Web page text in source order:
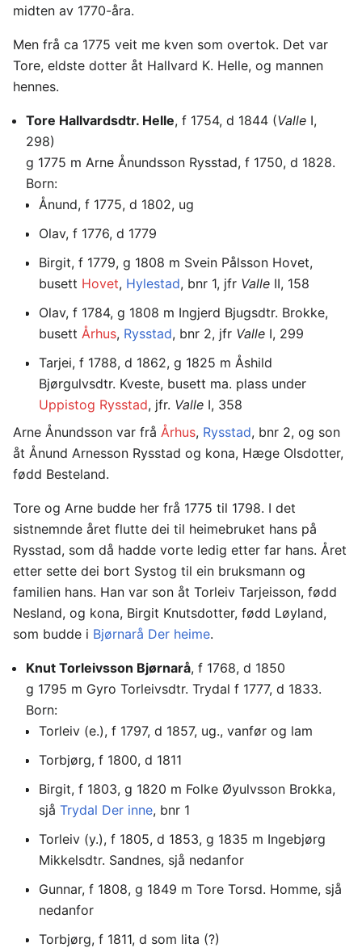
midten av 1770-åra.
Men frå ca 1775 veit me kven som overtok. Det var
Tore, eldste dotter åt Hallvard K. Helle, og mannen
hennes.
Tore Hallvardsdtr. Helle, f 1754, d 1844 (Valle I,
298)
g 1775 m Arne Ånundsson Rysstad, f 1750, d 1828.
Born:
Ånund, f 1775, d 1802, ug
Olav, f 1776, d 1779
Birgit, f 1779, g 1808 m Svein Pålsson Hovet,
busett Hovet, Hylestad, bnr 1, jfr Valle II, 158
Olav, f 1784, g 1808 m Ingjerd Bjugsdtr. Brokke,
busett Århus, Rysstad, bnr 2, jfr Valle I, 299
Tarjei, f 1788, d 1862, g 1825 m Åshild
Bjørgulvsdtr. Kveste, busett ma. plass under
Uppistog Rysstad, jfr. Valle I, 358
Arne Ånundsson var frå Århus, Rysstad, bnr 2, og son
åt Ånund Arnesson Rysstad og kona, Hæge Olsdotter,
fødd Besteland.
Tore og Arne budde her frå 1775 til 1798. I det
sistnemnde året flutte dei til heimebruket hans på
Rysstad, som då hadde vorte ledig etter far hans. Året
etter sette dei bort Systog til ein bruksmann og
familien hans. Han var son åt Torleiv Tarjeisson, fødd
Nesland, og kona, Birgit Knutsdotter, fødd Løyland,
som budde i Bjørnarå Der heime.
Knut Torleivsson Bjørnarå, f 1768, d 1850
g 1795 m Gyro Torleivsdtr. Trydal f 1777, d 1833.
Born:
Torleiv (e.), f 1797, d 1857, ug., vanfør og lam
Torbjørg, f 1800, d 1811
Birgit, f 1803, g 1820 m Folke Øyulvsson Brokka,
sjå Trydal Der inne, bnr 1
Torleiv (y.), f 1805, d 1853, g 1835 m Ingebjørg
Mikkelsdtr. Sandnes, sjå nedanfor
Gunnar, f 1808, g 1849 m Tore Torsd. Homme, sjå
nedanfor
Torbjørg, f 1811, d som lita (?)